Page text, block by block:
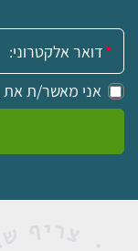
אימייל:
אני מאשר/ת את